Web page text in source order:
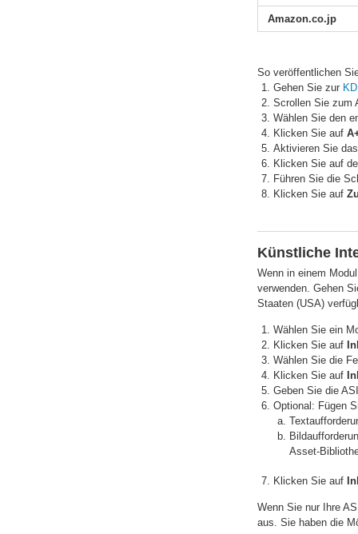
Amazon.co.jp
So veröffentlichen
Gehen Sie zur
Scrollen Sie zum
Wählen Sie den
Klicken Sie auf
Aktivieren Sie
Klicken Sie auf
Führen Sie die
Klicken Sie auf
Künstliche
Wenn in einem
verwenden. Gehen
Staaten (USA)
Wählen Sie ein
Klicken Sie auf
Wählen Sie die
Klicken Sie auf
Geben Sie die
Optional: Fügen
Asset-
Klicken Sie auf
Wenn Sie nur Ihre
aus. Sie haben die